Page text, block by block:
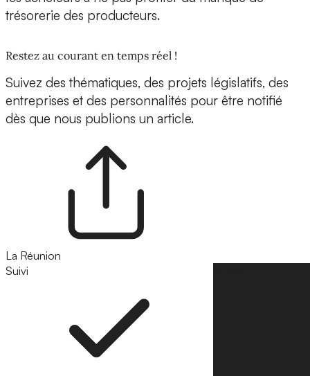
trésorerie des producteurs.
Restez au courant en temps réel !
Suivez des thématiques, des projets législatifs, des
entreprises et des personnalités pour être notifié
dès que nous publions un article.
La Réunion
Suivi